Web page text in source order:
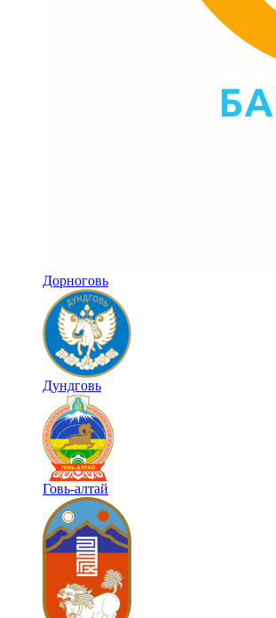
Дорноговь
Дундговь
Говь-алтай